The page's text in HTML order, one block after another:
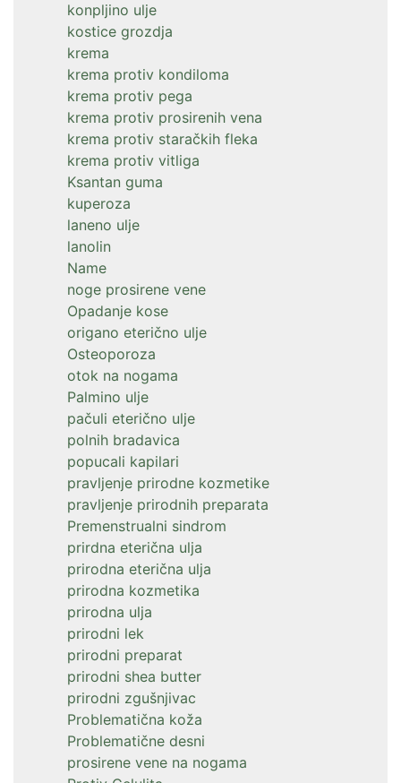
konpljino ulje
kostice grozdja
krema
krema protiv kondiloma
krema protiv pega
krema protiv prosirenih vena
krema protiv staračkih fleka
krema protiv vitliga
Ksantan guma
kuperoza
laneno ulje
lanolin
Name
noge prosirene vene
Opadanje kose
origano eterično ulje
Osteoporoza
otok na nogama
Palmino ulje
pačuli eterično ulje
polnih bradavica
popucali kapilari
pravljenje prirodne kozmetike
pravljenje prirodnih preparata
Premenstrualni sindrom
prirdna eterična ulja
prirodna eterična ulja
prirodna kozmetika
prirodna ulja
prirodni lek
prirodni preparat
prirodni shea butter
prirodni zgušnjivac
Problematična koža
Problematične desni
prosirene vene na nogama